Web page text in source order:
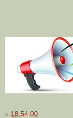
à 18:54:00